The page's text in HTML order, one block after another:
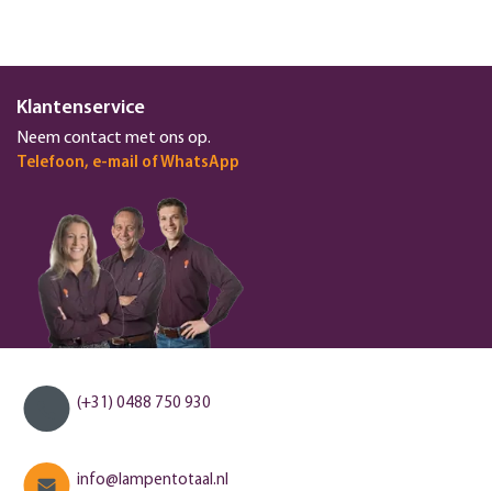
Klantenservice
Neem contact met ons op.
Telefoon, e-mail of WhatsApp
(+31) 0488 750 930
info@lampentotaal.nl